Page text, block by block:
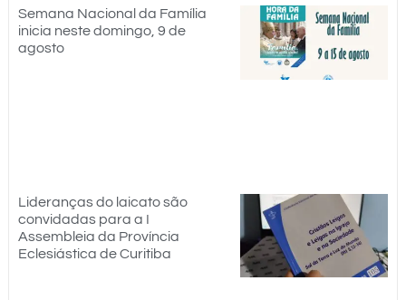
Semana Nacional da Família
inicia neste domingo, 9 de
agosto
Lideranças do laicato são
convidadas para a I
Assembleia da Província
Eclesiástica de Curitiba